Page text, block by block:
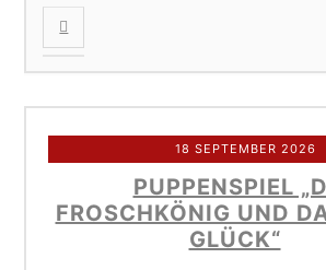
18 SEPTEMBER 2026
PUPPENSPIEL
FROSCHKÖNIG UND
GLÜCK“